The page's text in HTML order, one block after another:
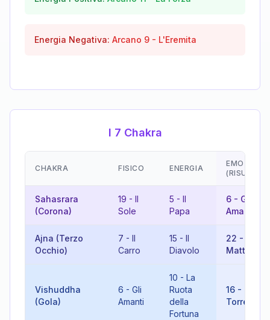
Energia Negativa: Arcano 9 - L'Eremita
I 7 Chakra
CHAKRA FISICO ENERGIA
EMOZIONI
Sahasrara
(Corona)
19 - Il
Sole
5 - Il
Papa
6 - Gli
Amanti
Ajna (Terzo
Occhio)
7 - Il
Carro
15 - Il
Diavolo
22 -
Matto
Vishuddha
(Gola)
6 - Gli
Amanti
10 - La
Ruota
della
Fortuna
16 -
Torre